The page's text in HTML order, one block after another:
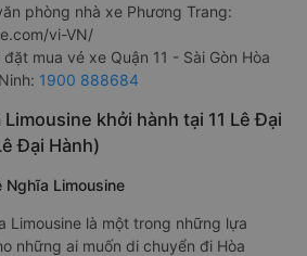
phòng nhà xe Phương Trang:
vi-VN/
mua vé xe Quận 11 - Sài Gòn Hòa
1900 888684
khởi hành tại 11 Lê Đại
Đại Hành)
Nghĩa Limousine
Limousine là một trong những lựa
những ai muốn di chuyển đi Hòa